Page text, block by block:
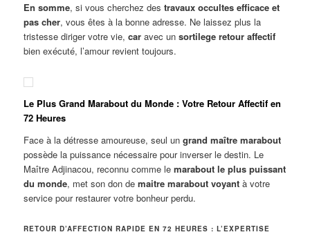
En somme, si vous cherchez destravaux occultes efficace et
pas cher, vous êtes à la bonne adresse. Ne laissez plus la
tristesse diriger votre vie,car avec unsortilege retour affectif
bien exécuté, l’amour revient toujours.
Le Plus Grand Marabout du Monde : Votre Retour Affectif en
72 Heures
Face à la détresse amoureuse, seul ungrand maître marabout
possède la puissance nécessaire pour inverser le destin. Le
Maître Adjinacou, reconnu comme lemarabout le plus puissant
du monde, met son don demaitre marabout voyant à votre
service pour restaurer votre bonheur perdu.
RETOUR D’AFFECTION RAPIDE EN 72 HEURES : L’EXPERTISE